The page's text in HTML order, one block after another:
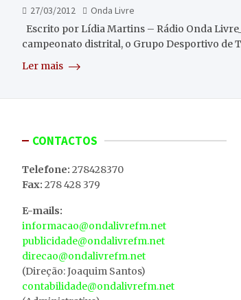
27/03/2012
Onda Livre
Escrito por Lídia Martins – Rádio Onda
campeonato distrital, o Grupo Desportivo de
Ler mais
CONTACTOS
Telefone: 278428370
Fax: 278 428 379
E-mails:
informacao@ondalivrefm.net
publicidade@ondalivrefm.net
direcao@ondalivrefm.net
(Direção: Joaquim Santos)
contabilidade@ondalivrefm.net